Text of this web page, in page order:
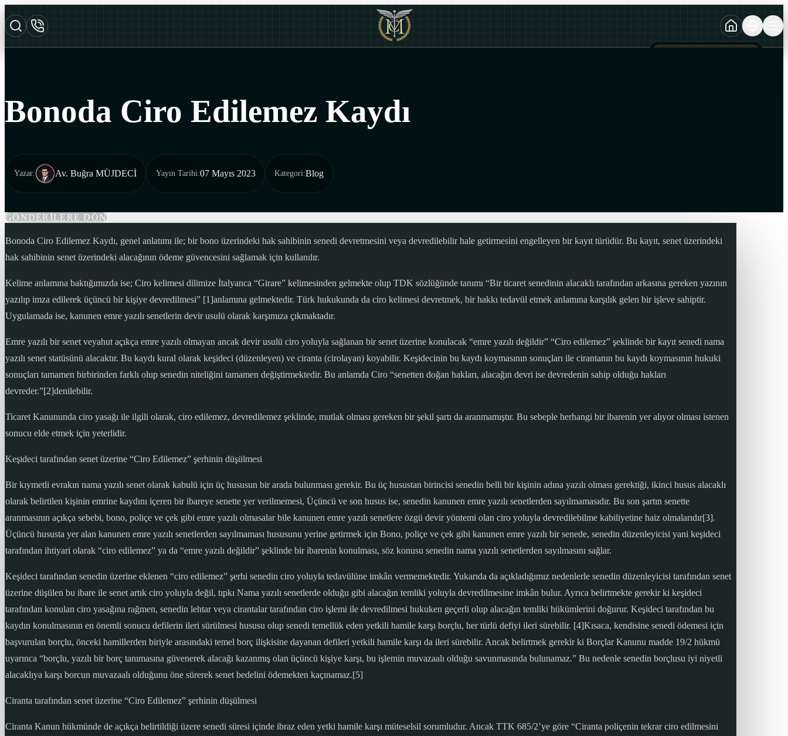
Bonoda Ciro Edilemez Kaydı
Yazar: Av. Buğra MÜJDECİ Yayın Tarihi:07 Mayıs 2023 Kategori:Blog
GÖNDERİLERE DÖN
Bonoda Ciro Edilemez Kaydı, genel anlatımı ile; bir bono üzerindeki hak sahibinin senedi devretmesini veya devredilebilir hale getirmesini engelleyen bir kayıt türüdür. Bu kayıt, senet üzerindeki
hak sahibinin senet üzerindeki alacağının ödeme güvencesini sağlamak için kullanılır.
Kelime anlamına baktığımızda ise; Ciro kelimesi dilimize İtalyanca “Girare” kelimesinden gelmekte olup TDK sözlüğünde tanımı “Bir ticaret senedinin alacaklı tarafından arkasına gereken yazının
yazılıp imza edilerek üçüncü bir kişiye devredilmesi” [1]anlamına gelmektedir. Türk hukukunda da ciro kelimesi devretmek, bir hakkı tedavül etmek anlamına karşılık gelen bir işleve sahiptir.
Uygulamada ise, kanunen emre yazılı senetlerin devir usulü olarak karşımıza çıkmaktadır.
Emre yazılı bir senet veyahut açıkça emre yazılı olmayan ancak devir usulü ciro yoluyla sağlanan bir senet üzerine konulacak “emre yazılı değildir” “Ciro edilemez” şeklinde bir kayıt senedi nama
yazılı senet statüsünü alacaktır. Bu kaydı kural olarak keşideci (düzenleyen) ve ciranta (cirolayan) koyabilir. Keşidecinin bu kaydı koymasının sonuçları ile cirantanın bu kaydı koymasının hukuki
sonuçları tamamen birbirinden farklı olup senedin niteliğini tamamen değiştirmektedir. Bu anlamda Ciro “senetten doğan hakları, alacağın devri ise devredenin sahip olduğu hakları
devreder.”[2]denilebilir.
Ticaret Kanununda ciro yasağı ile ilgili olarak, ciro edilemez, devredilemez şeklinde, mutlak olması gereken bir şekil şartı da aranmamıştır. Bu sebeple herhangi bir ibarenin yer alıyor olması istenen
sonucu elde etmek için yeterlidir.
Keşideci tarafından senet üzerine “Ciro Edilemez” şerhinin düşülmesi
Bir kıymetli evrakın nama yazılı senet olarak kabulü için üç hususun bir arada bulunması gerekir. Bu üç husustan birincisi senedin belli bir kişinin adına yazılı olması gerektiği, ikinci husus alacaklı
olarak belirtilen kişinin emrine kaydını içeren bir ibareye senette yer verilmemesi, Üçüncü ve son husus ise, senedin kanunen emre yazılı senetlerden sayılmamasıdır. Bu son şartın senette
aranmasının açıkça sebebi, bono, poliçe ve çek gibi emre yazılı olmasalar bile kanunen emre yazılı senetlere özgü devir yöntemi olan ciro yoluyla devredilebilme kabiliyetine haiz olmalarıdır[3].
Üçüncü hususta yer alan kanunen emre yazılı senetlerden sayılmaması hususunu yerine getirmek için Bono, poliçe ve çek gibi kanunen emre yazılı bir senede, senedin düzenleyicisi yani keşideci
tarafından ihtiyari olarak “ciro edilemez” ya da “emre yazılı değildir” şeklinde bir ibarenin konulması, söz konusu senedin nama yazılı senetlerden sayılmasını sağlar.
Keşideci tarafından senedin üzerine eklenen “ciro edilemez” şerhi senedin ciro yoluyla tedavülüne imkân vermemektedir. Yukarıda da açıkladığımız nedenlerle senedin düzenleyicisi tarafından senet
üzerine düşülen bu ibare ile senet artık ciro yoluyla değil, tıpkı Nama yazılı senetlerde olduğu gibi alacağın temliki yoluyla devredilmesine imkân bulur. Ayrıca belirtmekte gerekir ki keşideci
tarafından konulan ciro yasağına rağmen, senedin lehtar veya cirantalar tarafından ciro işlemi ile devredilmesi hukuken geçerli olup alacağın temliki hükümlerini doğurur. Keşideci tarafından bu
kaydın konulmasının en önemli sonucu defilerin ileri sürülmesi hususu olup senedi temellük eden yetkili hamile karşı borçlu, her türlü defiyi ileri sürebilir. [4]Kısaca, kendisine senedi ödemesi için
başvurulan borçlu, önceki hamillerden biriyle arasındaki temel borç ilişkisine dayanan defileri yetkili hamile karşı da ileri sürebilir. Ancak belirtmek gerekir ki Borçlar Kanunu madde 19/2 hükmü
uyarınca “borçlu, yazılı bir borç tanımasına güvenerek alacağı kazanmış olan üçüncü kişiye karşı, bu işlemin muvazaalı olduğu savunmasında bulunamaz.” Bu nedenle senedin borçlusu iyi niyetli
alacaklıya karşı borcun muvazaalı olduğunu öne sürerek senet bedelini ödemekten kaçınamaz.[5]
Ciranta tarafından senet üzerine “Ciro Edilemez” şerhinin düşülmesi
Ciranta Kanun hükmünde de açıkça belirtildiği üzere senedi süresi içinde ibraz eden yetki hamile karşı müteselsil sorumludur. Ancak TTK 685/2’ye göre “Ciranta poliçenin tekrar ciro edilmesini